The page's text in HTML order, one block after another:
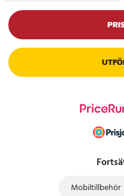
Mobiltillbehör